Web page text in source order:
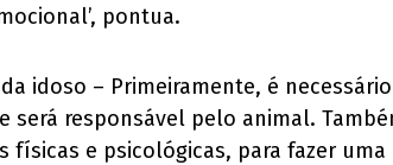
pontua.
idoso – Primeiramente, é
responsável pelo animal.
físicas e psicológicas, para fazer